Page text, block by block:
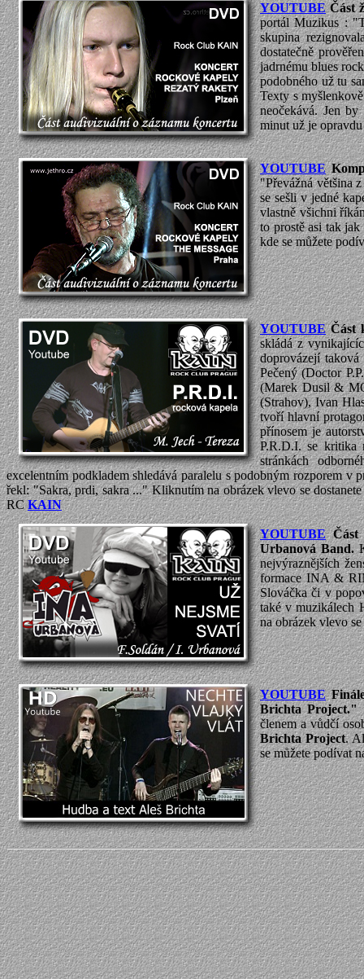
YOUTUBE Část
portál Muzikus :
skupina
dostatečně
jadrnému blues
podobného už tu
Texty s
neočekává. Jen
minut už je
YOUTUBE
"Převážná většina
se sešli v jedné
vlastně všichni
to prostě asi tak
kde se můžete
YOUTUBEČást
skládá z
doprovázejí
Pečený (Doctor
(Marek Dusil &
(Strahov), Ivan
tvoří hlavní
přínosem je
P.R.D.I. se kritika
stránkách
excelentním podkladem shledává paralelu s podobným rozporem
řekl: "Sakra, prdi, sakra ..." Kliknutím na obrázek vlevo se
RCKAIN
YOUTUBE
Urbanová Band.
nejvýraznějších
formace INA &
Slováčka či v
také v muzikálech
na obrázek vlevo
YOUTUBE
Brichta Project."
členem a vůdčí
Brichta Project.
se můžete podívat